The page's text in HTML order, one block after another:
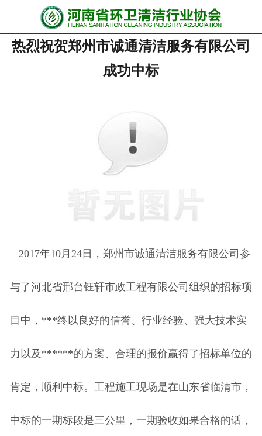
网站首页
协会动态
关于协会
联系我们
热烈祝贺郑州市诚通清洁服务有限公司
成功中标
2017年10月 24日， 郑州市诚通清洁服务有限公司参
与了河北省邢台钰轩市政工程有限公司 组织的招标项
目中，***终以良好的信誉、行业经验、强大技术实
力以及******的方案、合理的报价赢得了招标单位的
肯定，顺利中标。 工程施工现场是在山东省临清市，
中标的一期标段是三公里，一期验收如果合格的话，